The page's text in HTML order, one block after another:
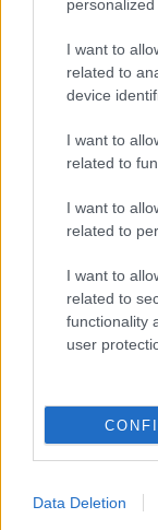
personalized
I want to
related to
device
I want to
related to
I want to
related to
I want to
related to
functionality
user
Data Deletion
#SCADENZE
Pagina